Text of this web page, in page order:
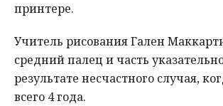
принтере.
Учитель рисования Гален
средний палец и часть
результате несчастного случая,
всего 4 года.